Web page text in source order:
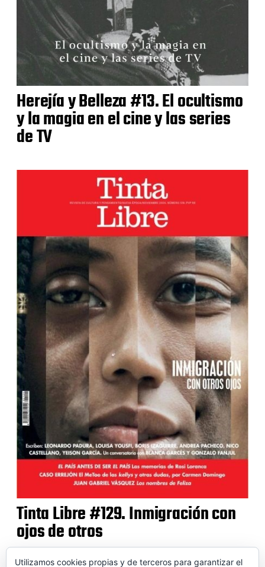
Herejía y Belleza #13. El ocultismo
y la magia en el cine y las series
de TV
Tinta Libre #129. Inmigración con
ojos de otros
Utilizamos cookies propias y de terceros para garantizar el